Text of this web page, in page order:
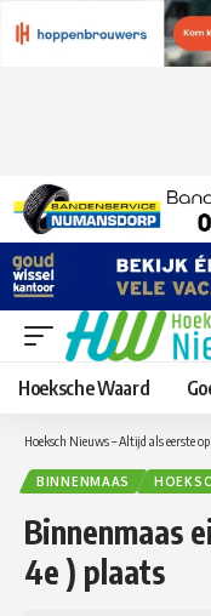
Hoeksche Waard
Hoeksch Nieuws – Altijd als eerste
BINNENMAAS
Binnenmaas
4e ) plaats